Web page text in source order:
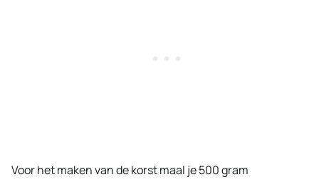
Voor het maken van de korst maal je 500 gram